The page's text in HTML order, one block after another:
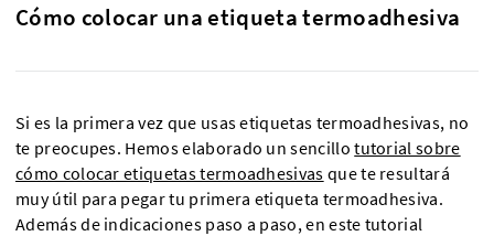
Cómo colocar una etiqueta termoadhesiva
Si es la primera vez que usas etiquetas termoadhesivas, no
te preocupes. Hemos elaborado un sencillotutorial sobre
cómo colocar etiquetas termoadhesivas que te resultará
muy útil para pegar tu primera etiqueta termoadhesiva.
Además de indicaciones paso a paso, en este tutorial